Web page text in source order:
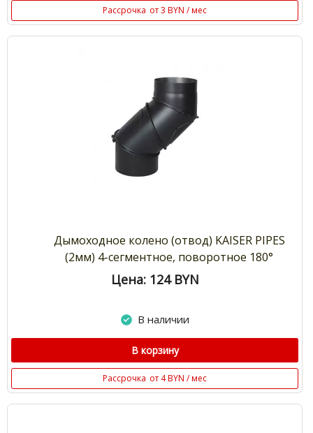
Рассрочка от 3 BYN / мес
Дымоходное колено (отвод) KAISER PIPES
(2мм) 4-сегментное, поворотное 180°
Цена: 124 BYN
В наличии
В корзину
Рассрочка от 4 BYN / мес